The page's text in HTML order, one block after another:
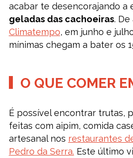
acabar te desencorajando a
geladas das cachoeiras.
Climatempo, em junho e
mínimas chegam a bater os
O QUE COMER
É possível encontrar trutas,
feitas com aipim, comida
artesanal nos restaurantes
Pedro da Serra. Este último